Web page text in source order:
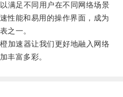
足不同用户在不同网络场景
性能和易用的操作界面，成为
之一。
速器让我们更好地融入网络
丰富多彩。